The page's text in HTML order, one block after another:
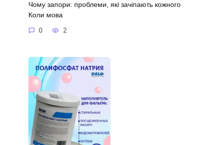
Чому запори: проблеми, які зачіпають кожного
Коли мова
0 2